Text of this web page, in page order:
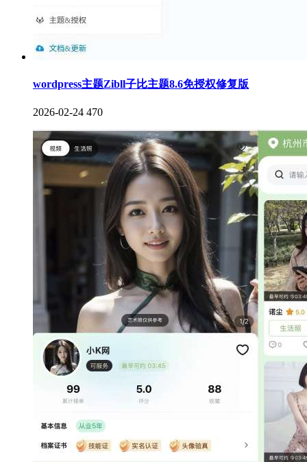
wordpress主题Zibll子比主题8.6免授权修复版
2026-02-24 470